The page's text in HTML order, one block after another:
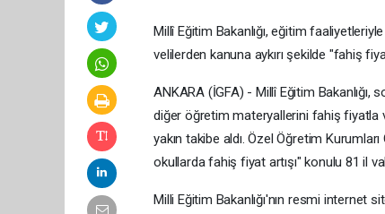
Millî Eğitim Bakanlığı, eğitim
velilerden kanuna aykırı şekilde "fahiş
ANKARA (İGFA) - Millî Eğitim Bakanlığı,
diğer öğretim materyallerini fahiş fiyatla
yakın takibe aldı. Özel Öğretim
okullarda fahiş fiyat artışı" konulu 81 il
Milli Eğitim Bakanlığı'nın resmi internet